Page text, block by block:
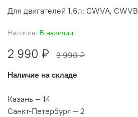
Наличие: В наличии
2 990 ₽ 3 990 ₽
Наличие на складе
Казань — 14
Санкт-Петербург — 2
Для двигателей 1.6л: CWVA, CWVB